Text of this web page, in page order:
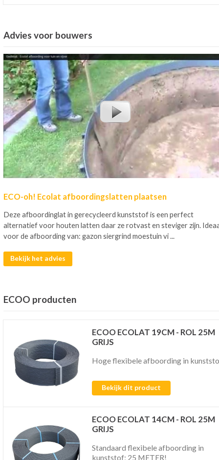
Advies voor bouwers
ECO-oh! Ecolat afboordingslatten plaatsen
Deze afboordinglat in gerecycleerd kunststof is een perfect
alternatief voor houten latten daar ze rotvast en steviger zijn.
voor de afboording van: gazon siergrind moestuin vi ...
Bekijk het advies
ECOO producten
ECOO ECOLAT 19CM - ROL 25M
GRIJS
Hoge flexibele afboording in
Bekijk dit product
ECOO ECOLAT 14CM - ROL 25M
GRIJS
Standaard flexibele afboording in
kunststof; 25 METER!